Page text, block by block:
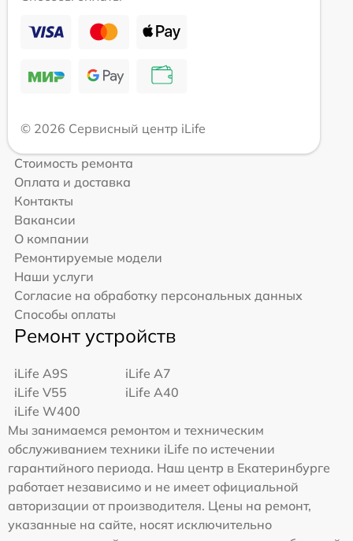
© 2026 Сервисный центр iLife
Стоимость ремонта
Оплата и доставка
Контакты
Вакансии
О компании
Ремонтируемые модели
Наши услуги
Согласие на обработку персональных данных
Способы оплаты
Ремонт устройств
iLife A9S
iLife A7
iLife V55
iLife A40
iLife W400
Мы занимаемся ремонтом и техническим
обслуживанием техники iLife по истечении
гарантийного периода. Наш центр в Екатеринбурге
работает независимо и не имеет официальной
авторизации от производителя. Цены на ремонт,
указанные на сайте, носят исключительно